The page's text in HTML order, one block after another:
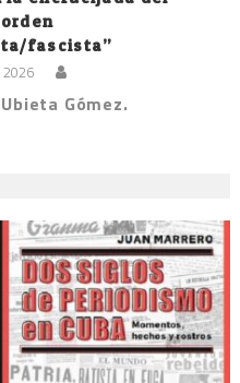
fascista”
Gómez.